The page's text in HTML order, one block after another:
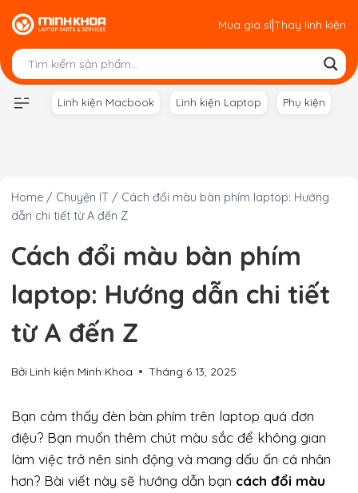
Skip
to
content
Mua giá sỉ|Thay linh kiện
Linh kiện Macbook Linh kiện Laptop Phụ kiện
Home / Chuyện IT / Cách đổi màu bàn phím laptop: Hướng
dẫn chi tiết từ A đến Z
Cách đổi màu bàn phím
laptop: Hướng dẫn chi tiết
từ A đến Z
Bởi Linh kiện Minh Khoa Tháng 6 13, 2025
Bạn cảm thấy đèn bàn phím trên laptop quá đơn
điệu? Bạn muốn thêm chút màu sắc để không gian
làm việc trở nên sinh động và mang dấu ấn cá nhân
hơn? Bài viết này sẽ hướng dẫn bạn cách đổi màu